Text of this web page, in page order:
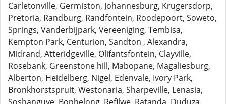
Carletonville, Germiston, Johannesburg, Krugersdorp,
Pretoria, Randburg, Randfontein, Roodepoort, Soweto,
Springs, Vanderbijpark, Vereeniging, Tembisa,
Kempton Park, Centurion, Sandton , Alexandra,
Midrand, Atteridgeville, Olifantsfontein, Clayville,
Rosebank, Greenstone hill, Mabopane, Magaliesburg,
Alberton, Heidelberg, Nigel, Edenvale, Ivory Park,
Bronkhorstspruit, Westonaria, Sharpeville, Lenasia,